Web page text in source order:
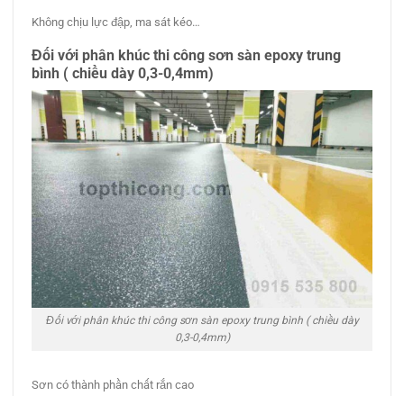
Không chịu lực đập, ma sát kéo…
Đối với phân khúcthi công sơn sàn epoxytrung
bình ( chiều dày 0,3-0,4mm)
Đối với phân khúc thi công sơn sàn epoxy trung bình ( chiều dày
0,3-0,4mm)
Sơn có thành phần chất rắn cao